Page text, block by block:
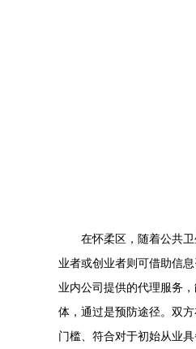
在怀柔区，随着公共
业者或创业者则可借助信
业内公司提供的代理服务
体，通过是预防途径。双
门槛、符合对于初始从业